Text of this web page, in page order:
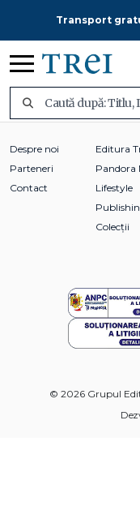
Transport
Despre noi
Parteneri
Contact
Editura
Pandora
Lifestyle
Colecții
© 2026 Grupul